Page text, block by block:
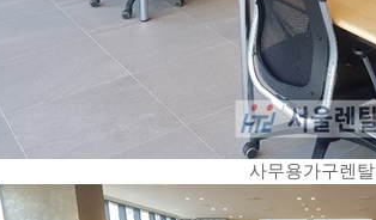
사무용가구렌탈